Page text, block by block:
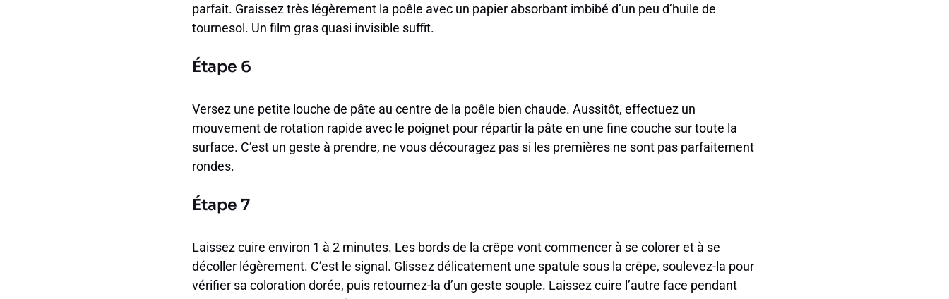
parfait. Graissez très légèrement la poêle avec un papier absorbant imbibé d’un peu d’huile de
tournesol. Un film gras quasi invisible suffit.
Étape 6
Versez une petite louche de pâte au centre de la poêle bien chaude. Aussitôt, effectuez un
mouvement de rotation rapide avec le poignet pour répartir la pâte en une fine couche sur toute la
surface. C’est un geste à prendre, ne vous découragez pas si les premières ne sont pas parfaitement
rondes.
Étape 7
Laissez cuire environ 1 à 2 minutes. Les bords de la crêpe vont commencer à se colorer et à se
décoller légèrement. C’est le signal. Glissez délicatement une spatule sous la crêpe, soulevez-la pour
vérifier sa coloration dorée, puis retournez-la d’un geste souple. Laissez cuire l’autre face pendant